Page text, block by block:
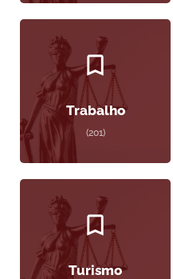
Trabalho
(201)
Turismo